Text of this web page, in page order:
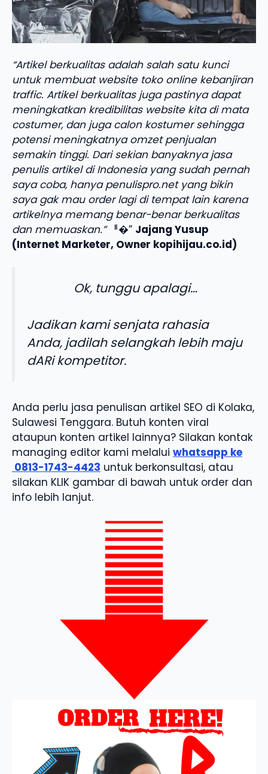
“Artikel berkualitas adalah salah satu kunci
untuk membuat website toko online kebanjiran
traffic. Artikel berkualitas juga pastinya dapat
meningkatkan kredibilitas website kita di mata
costumer, dan juga calon kostumer sehingga
potensi meningkatnya omzet penjualan
semakin tinggi. Dari sekian banyaknya jasa
penulis artikel di Indonesia yang sudah pernah
saya coba, hanya penulispro.net yang bikin
saya gak mau order lagi di tempat lain karena
artikelnya memang benar-benar berkualitas
dan memuaskan.”ퟀ�” Jajang Yusup
(Internet Marketer, Owner kopihijau.co.id)
Ok, tunggu apalagi…
Jadikan kami senjata rahasia
Anda, jadilah selangkah lebih maju
dARi kompetitor.
Anda perlu jasa penulisan artikel SEO di Kolaka,
Sulawesi Tenggara. Butuh konten viral
ataupun konten artikel lainnya? Silakan kontak
managing editor kami melalui whatsapp ke
0813-1743-4423 untuk berkonsultasi, atau
silakan KLIK gambar di bawah untuk order dan
info lebih lanjut.